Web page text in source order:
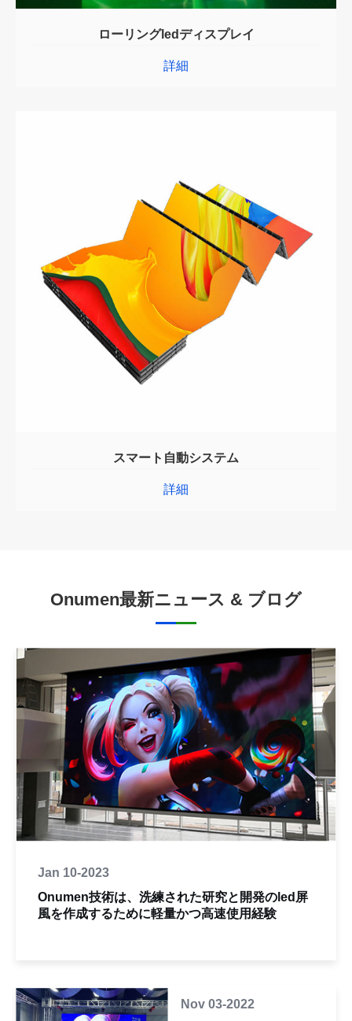
ローリングledディスプレイ
詳細
スマート自動システム
詳細
Onumen最新ニュース & ブログ
Jan 10-2023
Onumen技術は、洗練された研究と開発のled屏
風を作成するために軽量かつ高速使用経験
Nov 03-2022